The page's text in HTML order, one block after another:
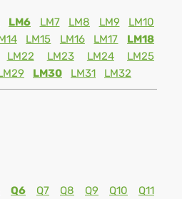
LM6 LM7 LM8 LM9
LM10
LM15 LM16 LM17
LM18
LM22 LM23 LM24
LM25
LM30 LM31 LM32
Q6 Q7 Q8 Q9 Q10
Q11